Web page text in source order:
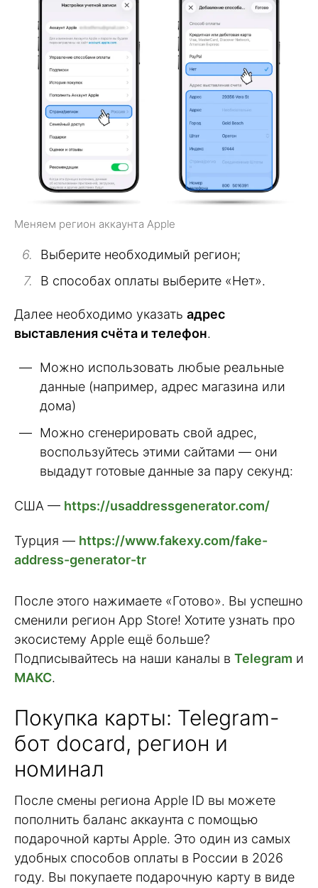
Меняем регион аккаунта Apple
Выберите необходимый регион;
В способах оплаты выберите «Нет».
Далее необходимо указать адрес
выставления счёта и телефон.
Можно использовать любые реальные
данные (например, адрес магазина или
дома)
Можно сгенерировать свой адрес,
воспользуйтесь этими сайтами — они
выдадут готовые данные за пару секунд:
США — https://usaddressgenerator.com/
Турция — https://www.fakexy.com/fake-
address-generator-tr
После этого нажимаете «Готово». Вы успешно
сменили регион App Store! Хотите узнать про
экосистему Apple ещё больше?
Подписывайтесь на наши каналы в Telegram и
МАКС.
Покупка карты: Telegram-
бот docard, регион и
номинал
После смены региона Apple ID вы можете
пополнить баланс аккаунта с помощью
подарочной карты Apple. Это один из самых
удобных способов оплаты в России в 2026
году. Вы покупаете подарочную карту в виде